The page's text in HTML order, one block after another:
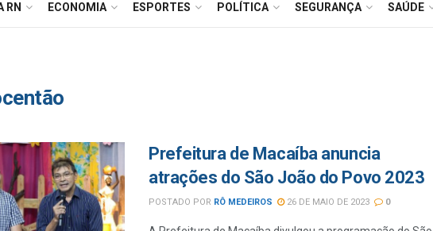
RN ECONOMIA ESPORTES POLÍTICA SEGURANÇA SAÚDE
Prefeitura de Macaíba anuncia
atrações do São João do Povo 2023
POSTADO POR RÔ MEDEIROS 26 DE MAIO DE 2023 0